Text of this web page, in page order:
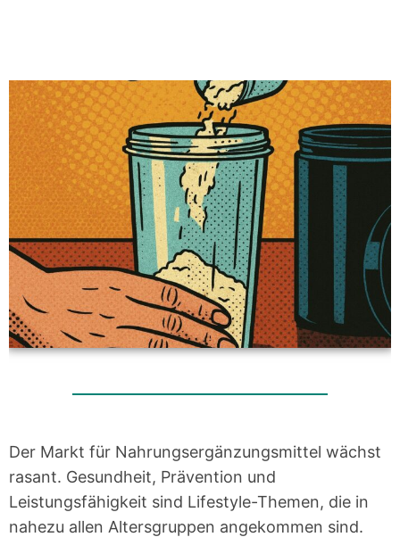
Der Markt für Nahrungsergänzungsmittel wächst
rasant. Gesundheit, Prävention und
Leistungsfähigkeit sind Lifestyle-Themen, die in
nahezu allen Altersgruppen angekommen sind.